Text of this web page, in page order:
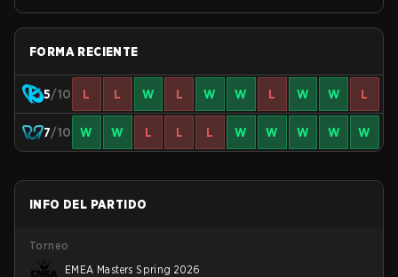
FORMA RECIENTE
5/10 L L W L W W L W W L
7/10 W W L L L W W W W W
INFO DEL PARTIDO
Torneo
EMEA Masters Spring 2026